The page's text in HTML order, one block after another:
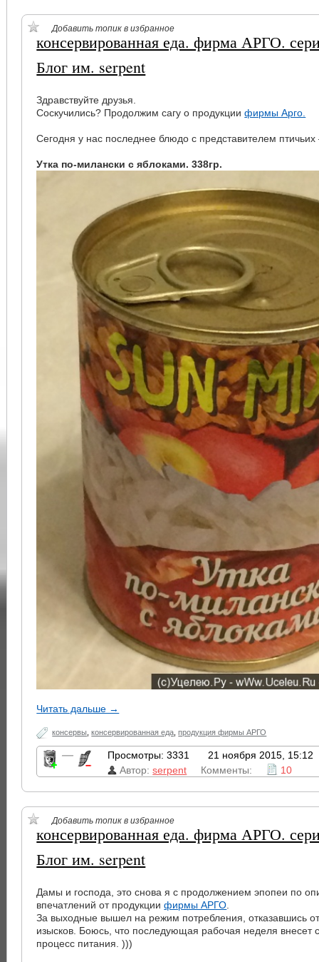
Добавить топик в избранное
консервированная еда. фирма АРГО.
Блог им. serpent
Здравствуйте друзья.
Соскучились? Продолжим сагу о продукциифирмы Арго.
Сегодня у нас последнее блюдо с представителем
Утка по-милански с яблоками. 338гр.
Читать дальше →
консервы ,консервированная еда ,продукция фирмы АРГО
— Просмотры: 3331
21 ноября 2015, 15:12
Автор:serpent Комменты: 10
Добавить топик в избранное
консервированная еда. фирма АРГО.
Блог им. serpent
Дамы и господа, это снова я с продолжением эпопеи по
впечатлений от продукциифирмы АРГО
За выходные вышел на режим потребления, отказавшись
изысков. Боюсь, что последующая рабочая неделя внесет
процесс питания. )))